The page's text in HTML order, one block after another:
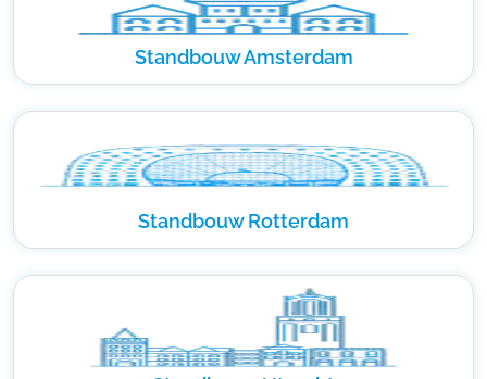
Standbouw Amsterdam
Standbouw Rotterdam